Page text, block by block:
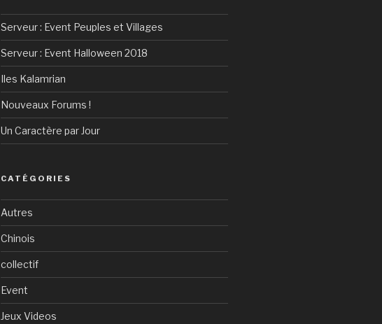
Serveur : Event Peuples et Villages
Serveur : Event Halloween 2018
Iles Kalamrian
Nouveaux Forums !
Un Caractère par Jour
CATÉGORIES
Autres
Chinois
collectif
Event
Jeux Videos